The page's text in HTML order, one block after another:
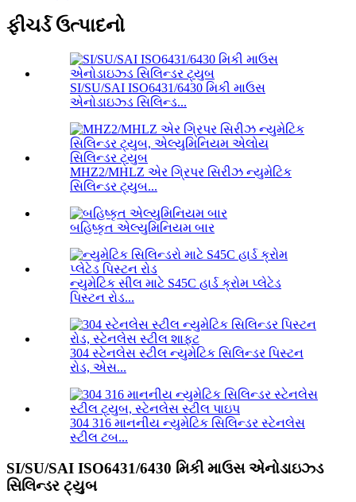
ફીચર્ડ ઉત્પાદનો
SI/SU/SAI ISO6431/6430 મિકી માઉસ
એનોડાઇઝ્ડ સિલિન્ડ...
MHZ2/MHLZ એર ગ્રિપર સિરીઝ ન્યુમેટિક
સિલિન્ડર ટ્યુબ...
બહિષ્કૃત એલ્યુમિનિયમ બાર
ન્યુમેટિક સીલ માટે S45C હાર્ડ ક્રોમ પ્લેટેડ
પિસ્ટન રોડ...
304 સ્ટેનલેસ સ્ટીલ ન્યુમેટિક સિલિન્ડર પિસ્ટન
રોડ, એસ...
304 316 માનનીય ન્યુમેટિક સિલિન્ડર સ્ટેનલેસ
સ્ટીલ ટબ...
SI/SU/SAI ISO6431/6430 મિકી માઉસ એનોડાઇઝ્ડ
સિલિન્ડર ટ્યુબ